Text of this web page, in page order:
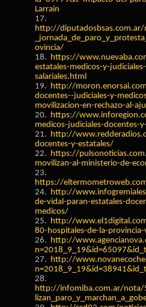
Larrain
17.
http://
ovincia/
18. https://
estatales-medicos-y-
salariales.html
19. http://
docentes--judiciales-y-
movilizacion-en-rechazo-al-
20. https://
medicos-judiciales-docentes-
21. http://
docentes-y-estatales/
22. https://
movilizan-al-ministerio-de-
23.
https://
24. http://
de-vidal-paran-estatales-
medicos/
25. http://
80-hospitales-de-la-
26. http://
27. http://
28.
http://infomiba.com.ar/nota/